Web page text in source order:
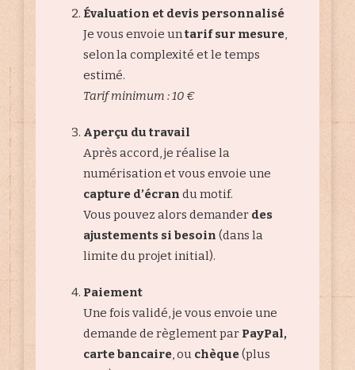
Évaluation et devis personnalisé
Je vous envoie untarif sur mesure,
selon la complexité et le temps
estimé.
Tarif minimum : 10 €
Aperçu du travail
Après accord, je réalise la
numérisation et vous envoie une
capture d’écran du motif.
Vous pouvez alors demander des
ajustements si besoin (dans la
limite du projet initial).
Paiement
Une fois validé, je vous envoie une
demande de règlement par PayPal,
carte bancaire, ou chèque(plus